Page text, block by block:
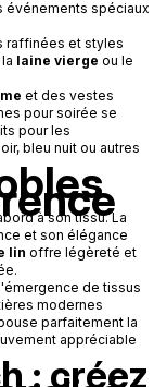
événements spéciaux
raffinées et styles
laine vierge ou le
et des vestes
pour soirée se
pour les
bleu nuit ou autres
à son tissu. La
et son élégance
lin offre légèreté et
de tissus
modernes
parfaitement la
appréciable
: créez